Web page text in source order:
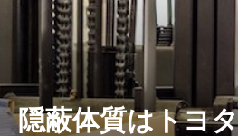
隠蔽体質はトヨ